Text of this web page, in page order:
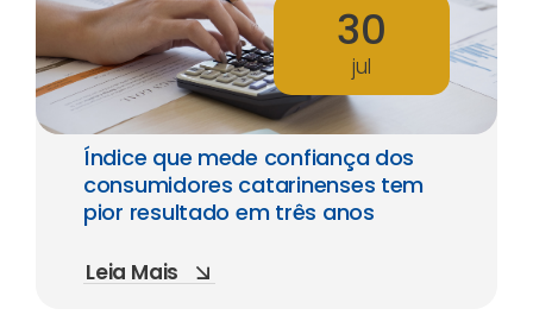
30
jul
Índice que mede confiança dos
consumidores catarinenses tem
pior resultado em três anos
Leia Mais